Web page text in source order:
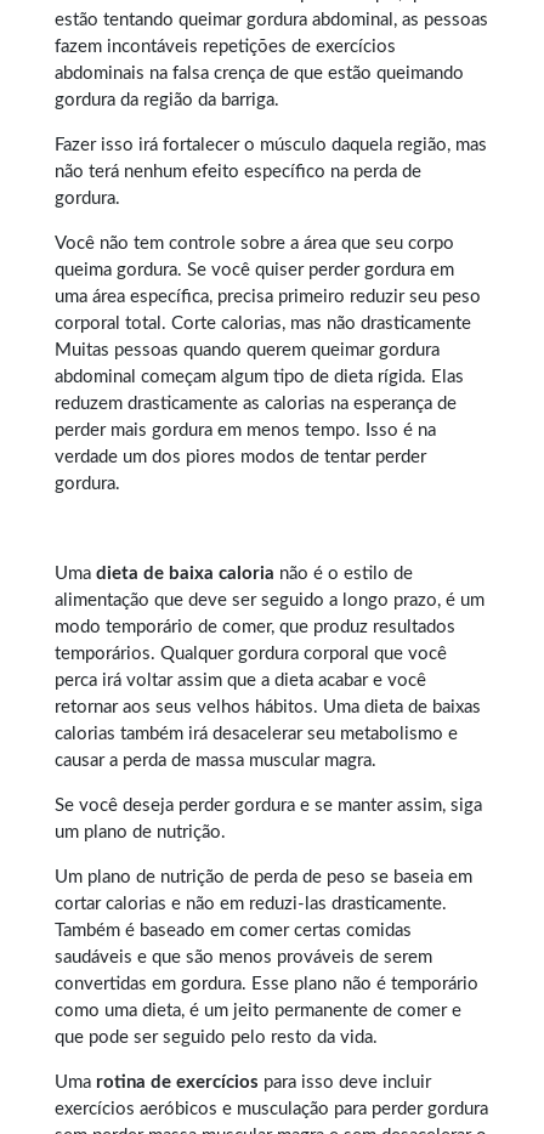
estão tentando queimar gordura abdominal, as pessoas
fazem incontáveis repetições de exercícios
abdominais na falsa crença de que estão queimando
gordura da região da barriga.
Fazer isso irá fortalecer o músculo daquela região, mas
não terá nenhum efeito específico na perda de
gordura.
Você não tem controle sobre a área que seu corpo
queima gordura. Se você quiser perder gordura em
uma área específica, precisa primeiro reduzir seu peso
corporal total. Corte calorias, mas não drasticamente
Muitas pessoas quando querem queimar gordura
abdominal começam algum tipo de dieta rígida. Elas
reduzem drasticamente as calorias na esperança de
perder mais gordura em menos tempo. Isso é na
verdade um dos piores modos de tentar perder
gordura.
Uma dieta de baixa caloria não é o estilo de
alimentação que deve ser seguido a longo prazo, é um
modo temporário de comer, que produz resultados
temporários. Qualquer gordura corporal que você
perca irá voltar assim que a dieta acabar e você
retornar aos seus velhos hábitos. Uma dieta de baixas
calorias também irá desacelerar seu metabolismo e
causar a perda de massa muscular magra.
Se você deseja perder gordura e se manter assim, siga
um plano de nutrição.
Um plano de nutrição de perda de peso se baseia em
cortar calorias e não em reduzi-las drasticamente.
Também é baseado em comer certas comidas
saudáveis e que são menos prováveis de serem
convertidas em gordura. Esse plano não é temporário
como uma dieta, é um jeito permanente de comer e
que pode ser seguido pelo resto da vida.
Uma rotina de exercícios para isso deve incluir
exercícios aeróbicos e musculação para perder gordura